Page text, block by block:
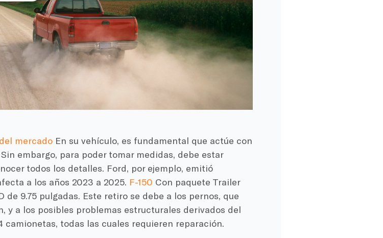
mercadoEn su vehículo, es fundamental que actúe con
embargo, para poder tomar medidas, debe estar
todos los detalles. Ford, por ejemplo, emitió
a los años 2023 a 2025. F-150 Con paquete Trailer
de 9.75 pulgadas. Este retiro se debe a los pernos, que
y a los posibles problemas estructurales derivados del
camionetas, todas las cuales requieren reparación.